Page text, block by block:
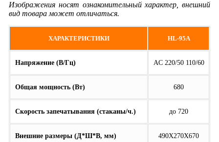
Изображения носят ознакомительный характер, внешний
вид товара может отличаться.
ХАРАКТЕРИСТИКИ HL-95A
Напряжение (В/Гц) AC 220/50 110/60
Общая мощность (Вт) 680
Скорость запечатывания (стаканы/ч.) до 720
Внешние размеры (Д*Ш*В, мм) 490X270X670